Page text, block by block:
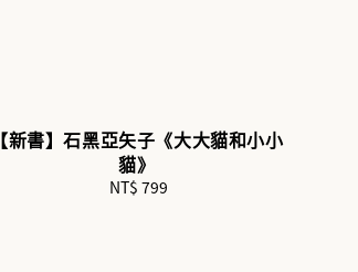
【新書】石黑亞矢子《大大貓和小小
貓》
Regular
NT$ 799